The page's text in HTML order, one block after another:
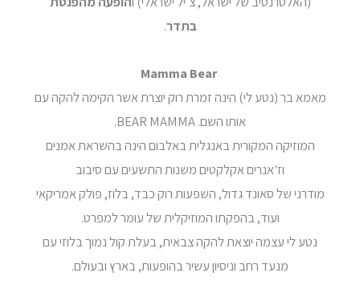
בתדר.
Mamma Bear
מאמא בר (נטע לי) הינה זמרת רוק יוצרת אשר הקימה להקה עם
אותו השם. BEAR MAMMA.
המוזיקה המקורית באנגלית באלבום הינה בהשראת אמנים
וז'אנרים אקלקטים משנות התשעים עם סיבוב
מודרני של סאונד גדול, השפעות רוק כבד, בלוז, פולק אמריקאי
ועוד, בהפקתו המוזיקלית של עומר למפרט.
נטע לי עצמה יוצאת להקה צבאית, בעלת קול נמוך בלוזי עם
מנעד רחב וניסיון עשיר בהופעות, בארץ ובעולם.